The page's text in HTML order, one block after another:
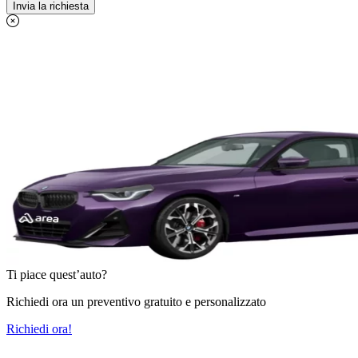
Ti piace quest’auto?
Richiedi ora un preventivo gratuito e personalizzato
Richiedi ora!